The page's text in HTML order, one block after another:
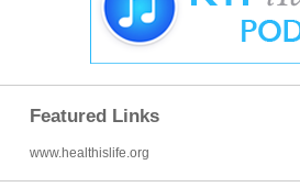
Featured Links
www.healthislife.org